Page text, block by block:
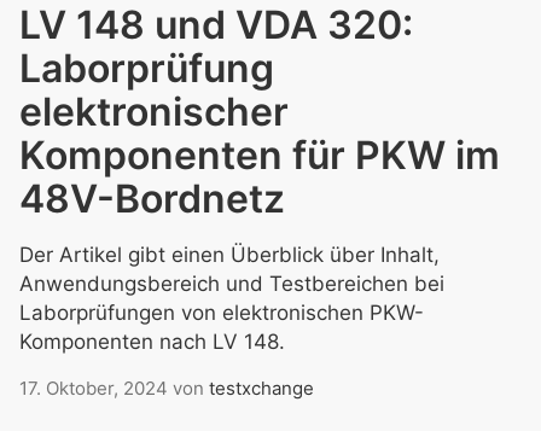
LV 148 und VDA 320:
Laborprüfung
elektronischer
Komponenten für PKW im
48V-Bordnetz
Der Artikel gibt einen Überblick über Inhalt,
Anwendungsbereich und Testbereichen bei
Laborprüfungen von elektronischen PKW-
Komponenten nach LV 148.
17. Oktober, 2024 von testxchange